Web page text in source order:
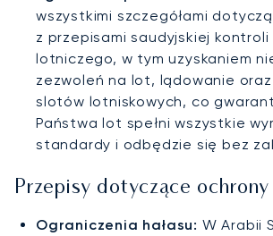
wszystkimi szczegółami
z przepisami saudyjskiej kontroli
lotniczego, w tym uzyskaniem
zezwoleń na lot, lądowanie oraz
slotów lotniskowych, co
Państwa lot spełni wszystkie
standardy i odbędzie się bez
Przepisy dotyczące
Ograniczenia hałasu: W Arabii